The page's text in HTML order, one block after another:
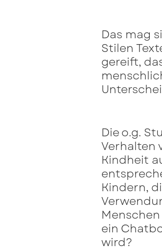
Das mag
Stilen
gereift,
Die o.g.
Verhalten
Kindheit
Kindern,
ein
wird?